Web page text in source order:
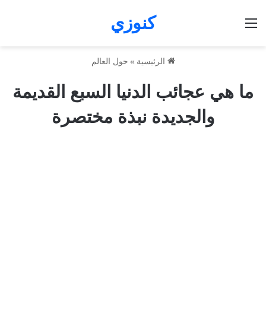
كنوزي
الرئيسية » حول العالم
ما هي عجائب الدنيا السبع القديمة
والجديدة نبذة مختصرة